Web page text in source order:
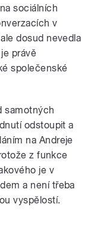
sociálních
v
dosud nevedla
právě
společenské
samotných
odstoupit a
na Andreje
z funkce
je v
a není třeba
vyspělostí.